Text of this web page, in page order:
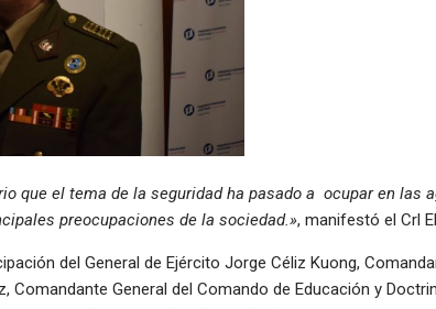
que el tema de la seguridad ha pasado a ocupar en las
preocupaciones de la sociedad.», manifestó el Crl
del General de Ejército Jorge Céliz Kuong,
Comandante General del Comando de Educación y